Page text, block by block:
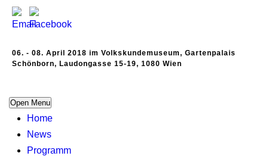
06. - 08. April 2018 im Volkskundemuseum, Gartenpalais
Schönborn, Laudongasse 15-19, 1080 Wien
Open Menu
Home
News
Programm